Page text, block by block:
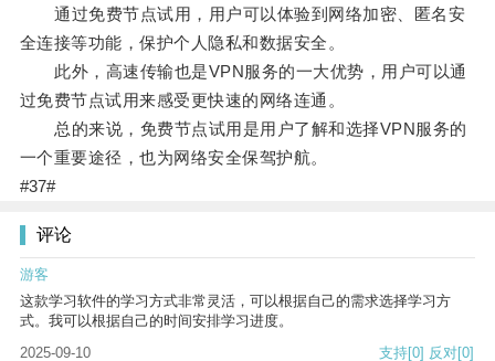
通过免费节点试用，用户可以体验到网络加密、匿名安
全连接等功能，保护个人隐私和数据安全。
此外，高速传输也是VPN服务的一大优势，用户可以通
过免费节点试用来感受更快速的网络连通。
总的来说，免费节点试用是用户了解和选择VPN服务的
一个重要途径，也为网络安全保驾护航。
#37#
评论
游客
这款学习软件的学习方式非常灵活，可以根据自己的需求选择学习方
式。我可以根据自己的时间安排学习进度。
2025-09-10
支持[0] 反对[0]